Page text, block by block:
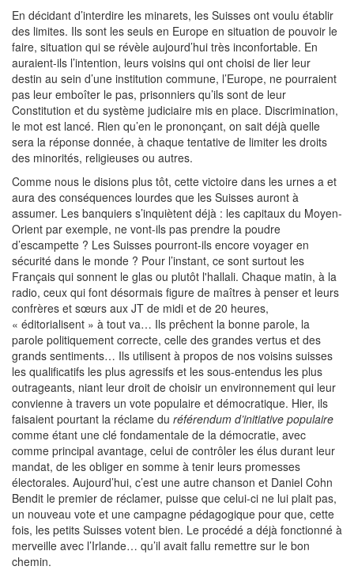
En décidant d’interdire les minarets, les Suisses ont voulu établir
des limites. Ils sont les seuls en Europe en situation de pouvoir le
faire, situation qui se révèle aujourd’hui très inconfortable. En
auraient-ils l’intention, leurs voisins qui ont choisi de lier leur
destin au sein d’une institution commune, l’Europe, ne pourraient
pas leur emboîter le pas, prisonniers qu’ils sont de leur
Constitution et du système judiciaire mis en place. Discrimination,
le mot est lancé. Rien qu’en le prononçant, on sait déjà quelle
sera la réponse donnée, à chaque tentative de limiter les droits
des minorités, religieuses ou autres.
Comme nous le disions plus tôt, cette victoire dans les urnes a et
aura des conséquences lourdes que les Suisses auront à
assumer. Les banquiers s’inquiètent déjà : les capitaux du Moyen-
Orient par exemple, ne vont-ils pas prendre la poudre
d’escampette ? Les Suisses pourront-ils encore voyager en
sécurité dans le monde ? Pour l’instant, ce sont surtout les
Français qui sonnent le glas ou plutôt l'hallali. Chaque matin, à la
radio, ceux qui font désormais figure de maîtres à penser et leurs
confrères et sœurs aux JT de midi et de 20 heures,
« éditorialisent » à tout va… Ils prêchent la bonne parole, la
parole politiquement correcte, celle des grandes vertus et des
grands sentiments… Ils utilisent à propos de nos voisins suisses
les qualificatifs les plus agressifs et les sous-entendus les plus
outrageants, niant leur droit de choisir un environnement qui leur
convienne à travers un vote populaire et démocratique. Hier, ils
faisaient pourtant la réclame du référendum d’initiative populaire
comme étant une clé fondamentale de la démocratie, avec
comme principal avantage, celui de contrôler les élus durant leur
mandat, de les obliger en somme à tenir leurs promesses
électorales. Aujourd’hui, c’est une autre chanson et Daniel Cohn
Bendit le premier de réclamer, puisse que celui-ci ne lui plait pas,
un nouveau vote et une campagne pédagogique pour que, cette
fois, les petits Suisses votent bien. Le procédé a déjà fonctionné à
merveille avec l’Irlande… qu’il avait fallu remettre sur le bon
chemin.